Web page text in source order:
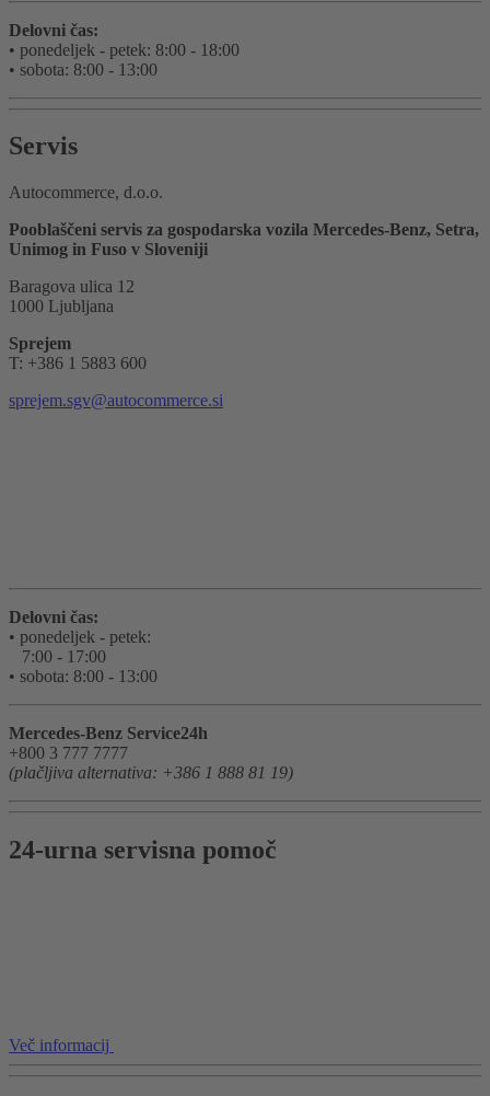
Delovni čas:
• ponedeljek - petek: 8:00 - 18:00
• sobota: 8:00 - 13:00
Servis
Autocommerce, d.o.o.
Pooblaščeni servis za gospodarska vozila Mercedes-Benz, Setra,
Unimog in Fuso v Sloveniji
Baragova ulica 12
1000 Ljubljana
Sprejem
T: +386 1 5883 600
sprejem.sgv@autocommerce.si
Delovni čas:
• ponedeljek - petek:
7:00 - 17:00
• sobota: 8:00 - 13:00
Mercedes-Benz Service24h
+800 3 777 7777
(plačljiva alternativa: +386 1 888 81 19)
24-urna servisna pomoč
Več informacij